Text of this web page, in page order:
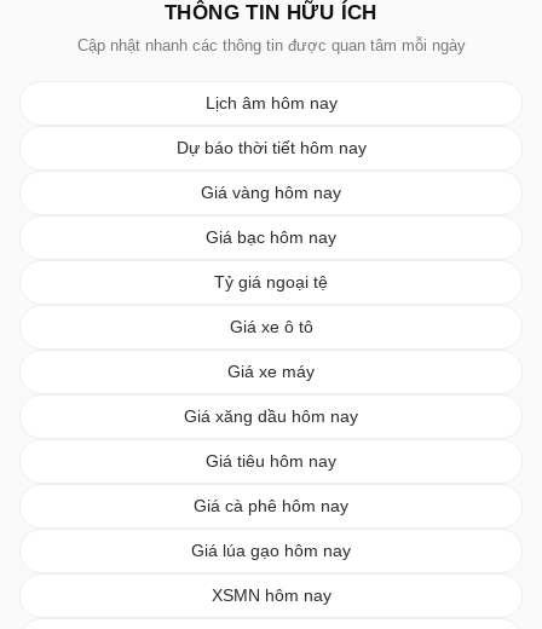
THÔNG TIN HỮU ÍCH
Cập nhật nhanh các thông tin được quan tâm mỗi ngày
Lịch âm hôm nay
Dự báo thời tiết hôm nay
Giá vàng hôm nay
Giá bạc hôm nay
Tỷ giá ngoại tệ
Giá xe ô tô
Giá xe máy
Giá xăng dầu hôm nay
Giá tiêu hôm nay
Giá cà phê hôm nay
Giá lúa gạo hôm nay
XSMN hôm nay